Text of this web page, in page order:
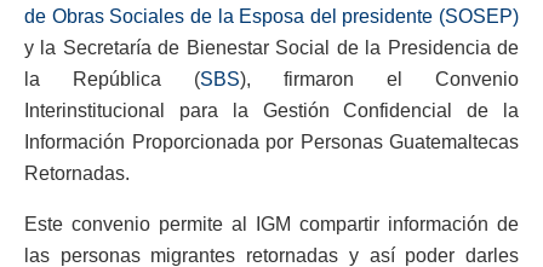
de Obras Sociales de la Esposa del presidente (SOSEP)
y la Secretaría de Bienestar Social de la Presidencia de
la República (SBS), firmaron el Convenio
Interinstitucional para la Gestión Confidencial de la
Información Proporcionada por Personas Guatemaltecas
Retornadas.
Este convenio permite al IGM compartir información de
las personas migrantes retornadas y así poder darles